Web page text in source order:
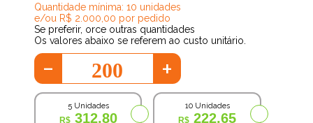
Quantidade mínima: 10 unidades
e/ou R$ 2.000,00 por pedido
Se preferir, orce outras quantidades
Os valores abaixo se referem ao custo unitário.
- +
5 Unidades
312,80
10 Unidades
222,65